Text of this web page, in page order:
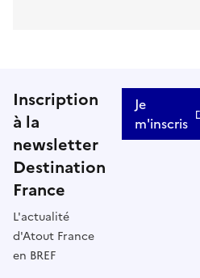
Inscription
à la
newsletter
Destination
France
L'actualité
d'Atout France
en BREF
Je
m'inscris